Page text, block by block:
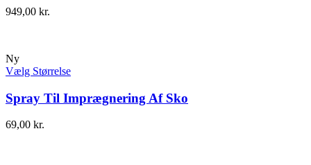
949,00 kr.
Ny
Vælg Størrelse
Spray Til Imprægnering Af Sko
69,00 kr.